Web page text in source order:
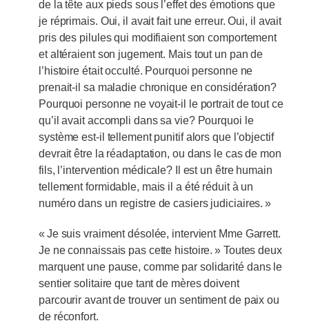
de la tête aux pieds sous l’effet des émotions que
je réprimais. Oui, il avait fait une erreur. Oui, il avait
pris des pilules qui modifiaient son comportement
et altéraient son jugement. Mais tout un pan de
l’histoire était occulté. Pourquoi personne ne
prenait-il sa maladie chronique en considération?
Pourquoi personne ne voyait-il le portrait de tout ce
qu’il avait accompli dans sa vie? Pourquoi le
système est-il tellement punitif alors que l’objectif
devrait être la réadaptation, ou dans le cas de mon
fils, l’intervention médicale? Il est un être humain
tellement formidable, mais il a été réduit à un
numéro dans un registre de casiers judiciaires. »
« Je suis vraiment désolée, intervient Mme Garrett.
Je ne connaissais pas cette histoire. » Toutes deux
marquent une pause, comme par solidarité dans le
sentier solitaire que tant de mères doivent
parcourir avant de trouver un sentiment de paix ou
de réconfort.